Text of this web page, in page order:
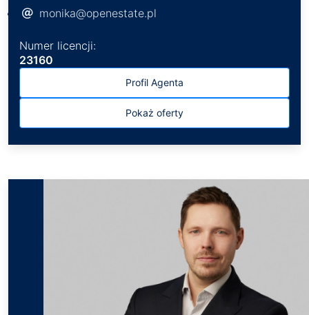
monika@openestate.pl
Numer licencji:
23160
Profil Agenta
Pokaż oferty